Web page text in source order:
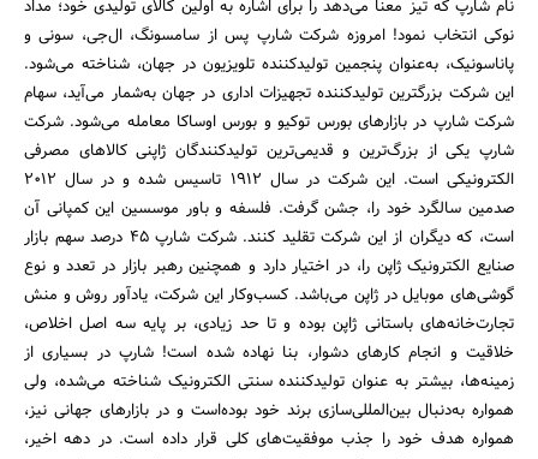
نام شارپ که تیز معنا می‌دهد را برای اشاره به اولین کالای تولیدی خود؛ مداد
نوکی انتخاب نمود! امروزه شرکت شارپ پس از سامسونگ، ال‌جی، سونی و
پاناسونیک، به‌عنوان پنجمین تولیدکننده تلویزیون در جهان، شناخته می‌شود.
این شرکت بزرگترین تولیدکننده تجهیزات اداری در جهان به‌شمار می‌آید، سهام
شرکت شارپ در بازارهای بورس توکیو و بورس اوساکا معامله می‌شود. شرکت
شارپ یکی از بزرگ‌ترین و قدیمی‌ترین تولیدکنندگان ژاپنی کالاهای مصرفی
الکترونیکی است. این شرکت در سال 1912 تاسیس شده و در سال 2012
صدمین سالگرد خود را، جشن گرفت. فلسفه و باور موسسین این کمپانی آن
است، که دیگران از این شرکت تقلید کنند. شرکت شارپ 45 درصد سهم بازار
صنایع الکترونیک ژاپن را، در اختیار دارد و همچنین رهبر بازار در تعدد و نوع
گوشی‌های موبایل در ژاپن می‌باشد. کسب‌وکار این شرکت، یادآور روش و منش
تجارت‌خانه‌های باستانی ژاپن بوده و تا حد زیادی، بر پایه سه اصل اخلاص،
خلاقیت و انجام کارهای دشوار، بنا نهاده شده است! شارپ در بسیاری از
زمینه‌ها، بیشتر به عنوان تولیدکننده سنتی الکترونیک شناخته می‌شده، ولی
همواره به‌دنبال بین‌المللی‌سازی برند خود بوده‌است و در بازارهای جهانی نیز،
همواره هدف خود را جذب موفقیت‌های کلی قرار داده است. در دهه اخیر،